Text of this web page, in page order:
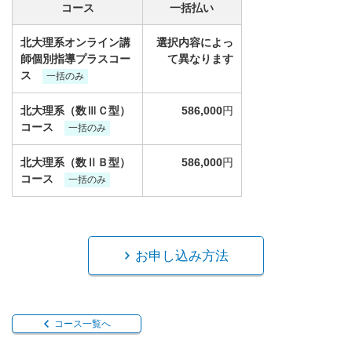
コース
北大理系オンライン講
師個別指導プラスコー
ス
一括のみ
北大理系（数ⅢＣ型）
コース
一括のみ
北大理系（数ⅡＢ型）
コース
一括のみ
一括払い
選択内容によっ
て異なります
586,000円
586,000円
お申し込み方法
コース一覧へ